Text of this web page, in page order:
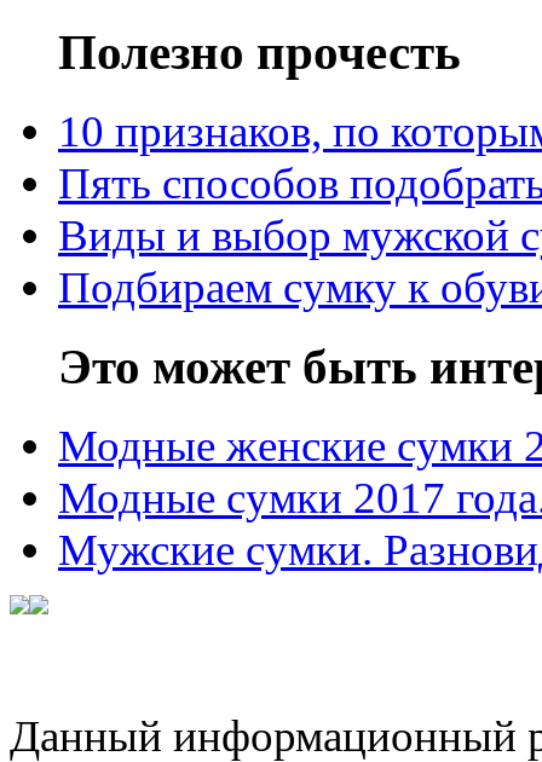
Полезно прочесть
10 признаков, по
Пять способов
Виды и выбор мужской
Подбираем сумку к
Это может быть
Модные женские сумки
Модные сумки 2017
Мужские сумки.
Данный информационный